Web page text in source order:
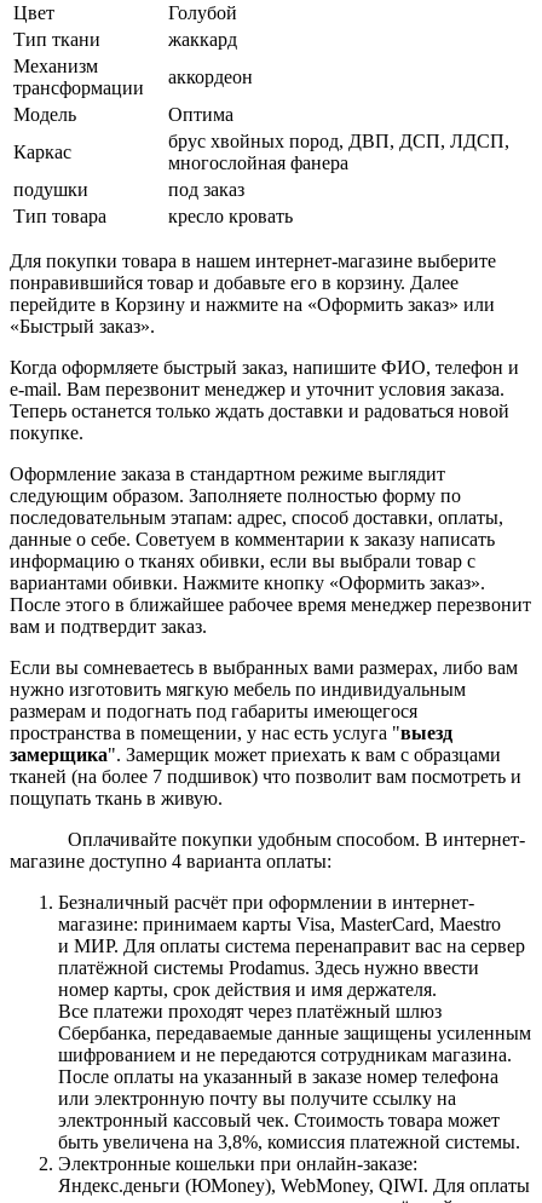
Цвет
Голубой
Тип ткани
жаккард
Механизм
трансформации
аккордеон
Модель
Оптима
Каркас
брус хвойных пород, ДВП, ДСП, ЛДСП,
многослойная фанера
подушки
под заказ
Тип товара
кресло кровать
Для покупки товара в нашем интернет-магазине выберите
понравившийся товар и добавьте его в корзину. Далее
перейдите в Корзину и нажмите на «Оформить заказ» или
«Быстрый заказ».
Когда оформляете быстрый заказ, напишите ФИО, телефон и
e-mail. Вам перезвонит менеджер и уточнит условия заказа.
Теперь останется только ждать доставки и радоваться новой
покупке.
Оформление заказа в стандартном режиме выглядит
следующим образом. Заполняете полностью форму по
последовательным этапам: адрес, способ доставки, оплаты,
данные о себе. Советуем в комментарии к заказу написать
информацию о тканях обивки, если вы выбрали товар с
вариантами обивки. Нажмите кнопку «Оформить заказ».
После этого в ближайшее рабочее время менеджер перезвонит
вам и подтвердит заказ.
Если вы сомневаетесь в выбранных вами размерах, либо вам
нужно изготовить мягкую мебель по индивидуальным
размерам и подогнать под габариты имеющегося
пространства в помещении, у нас есть услуга "выезд
замерщика". Замерщик может приехать к вам с образцами
тканей (на более 7 подшивок) что позволит вам посмотреть и
пощупать ткань в живую.
Оплачивайте покупки удобным способом. В интернет-
магазине доступно 4 варианта оплаты:
Безналичный расчёт при оформлении в интернет-
магазине: принимаем карты Visa, MasterCard, Maestro
и МИР. Для оплаты система перенаправит вас на сервер
платёжной системы Prodamus. Здесь нужно ввести
номер карты, срок действия и имя держателя.
Все платежи проходят через платёжный шлюз
Сбербанка, передаваемые данные защищены усиленным
шифрованием и не передаются сотрудникам магазина.
После оплаты на указанный в заказе номер телефона
или электронную почту вы получите ссылку на
электронный кассовый чек. Стоимость товара может
быть увеличена на 3,8%, комиссия платежной системы.
Электронные кошельки при онлайн-заказе:
Яндекс.деньги (ЮMoney), WebMoney, QIWI. Для оплаты